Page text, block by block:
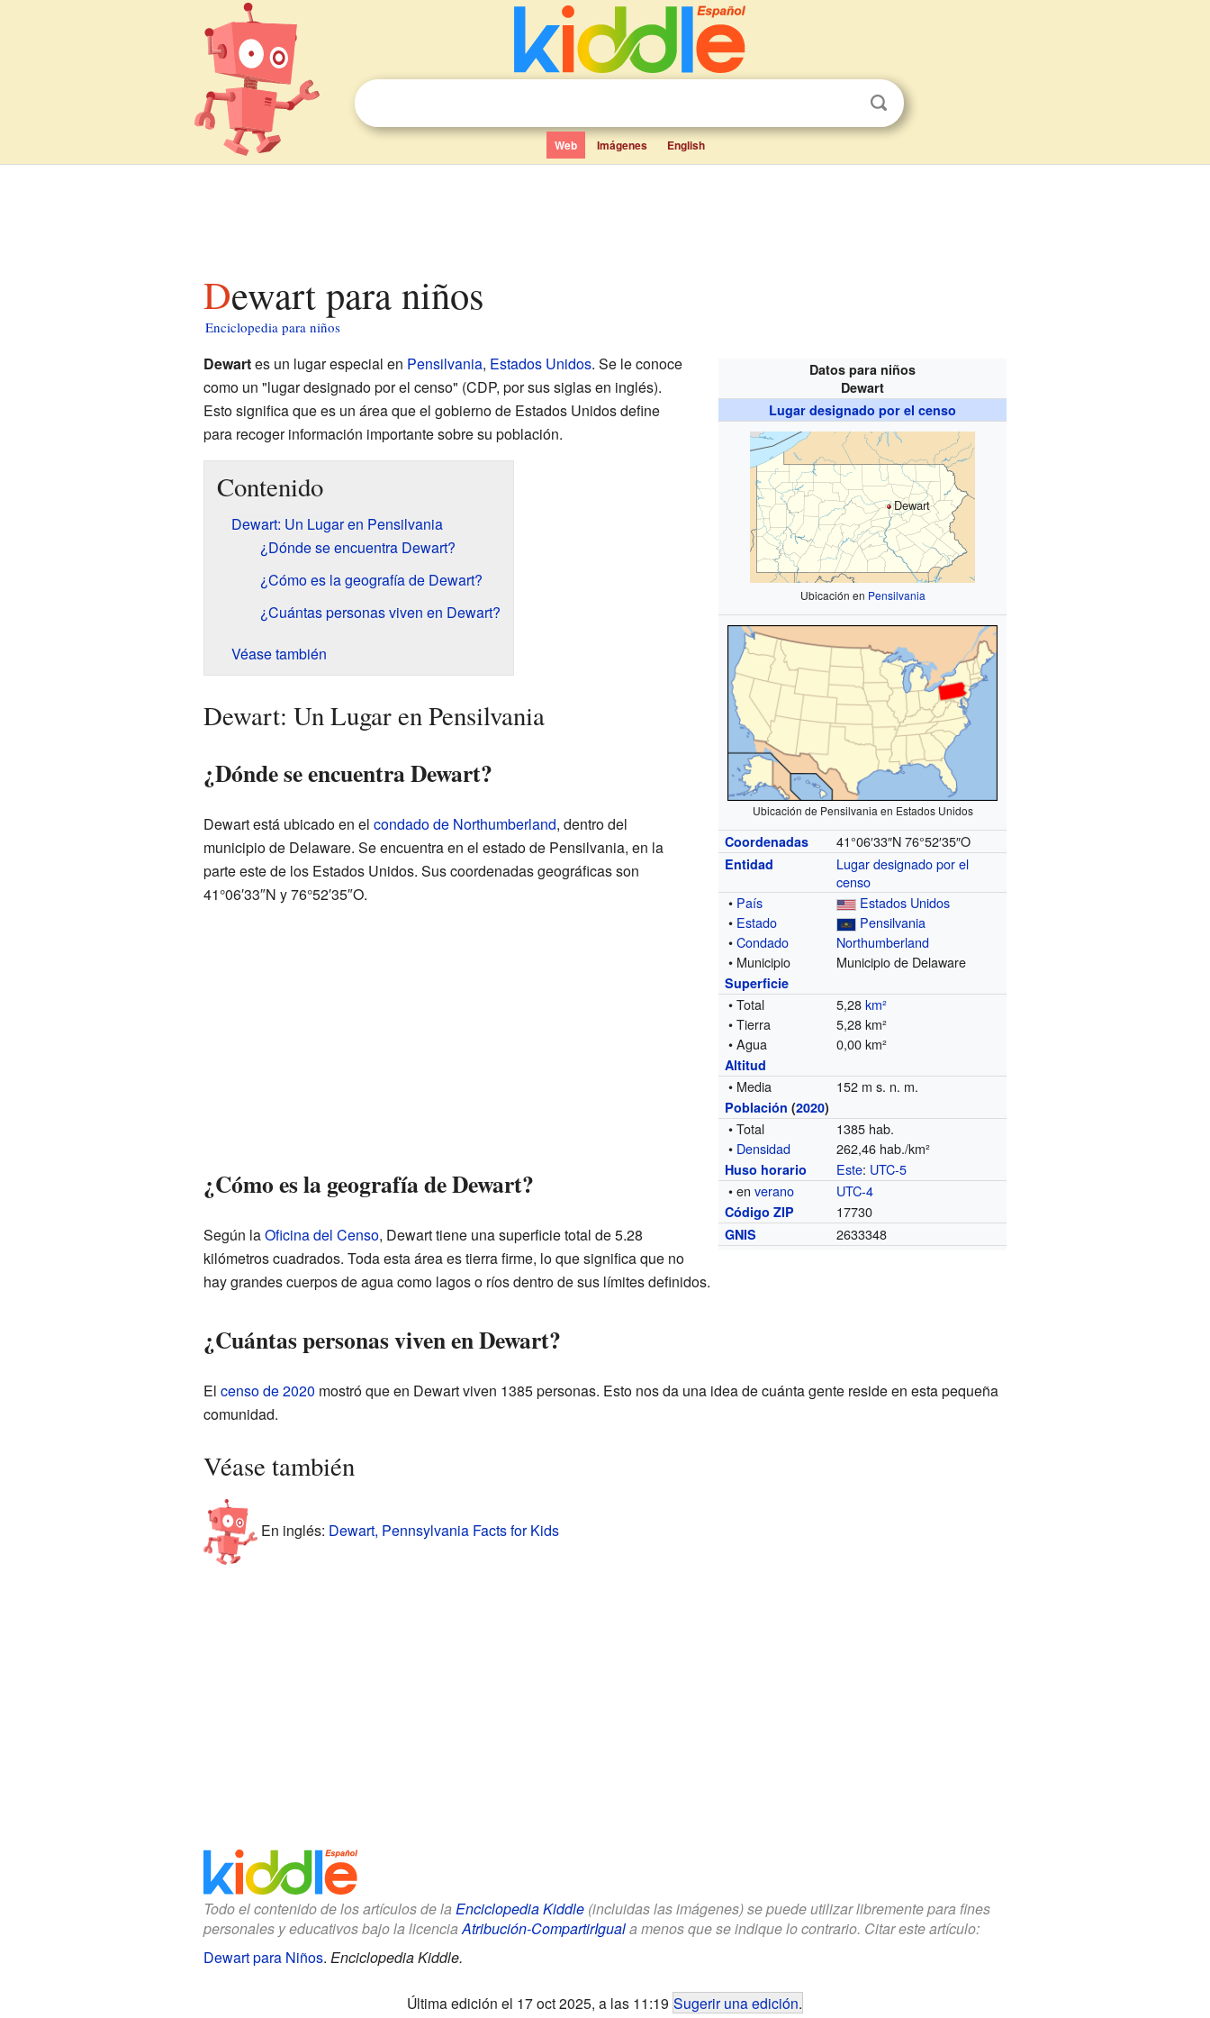
Web Imágenes English
Dewart para niños
Enciclopedia para niños
Datos para niños
Dewart
Lugar designado por el censo
Dewart
Ubicación en Pensilvania
Ubicación de Pensilvania en Estados Unidos
Coordenadas 41°06′33″N 76°52′35″O
Entidad
Lugar designado por el
censo
• País
Estados Unidos
• Estado
Pensilvania
•Condado
Northumberland
• Municipio
Municipio de Delaware
Superficie
• Total 5,28km²
• Tierra
5,28 km²
• Agua
0,00 km²
Altitud
• Media 152 m s. n. m.
Población (2020)
• Total
1385 hab.
• Densidad 262,46 hab./km²
Huso horario Este: UTC-5
• enverano UTC-4
Código ZIP 17730
GNIS 2633348
Dewartes un lugar especial en Pensilvania, Estados Unidos. Se le conoce
como un "lugar designado por el censo" (CDP, por sus siglas en inglés).
Esto significa que es un área que el gobierno de Estados Unidos define
para recoger información importante sobre su población.
Contenido
Dewart: Un Lugar en Pensilvania
¿Dónde se encuentra Dewart?
¿Cómo es la geografía de Dewart?
¿Cuántas personas viven en Dewart?
Véase también
Dewart: Un Lugar en Pensilvania
¿Dónde se encuentra Dewart?
Dewart está ubicado en el condado de Northumberland, dentro del
municipio de Delaware. Se encuentra en el estado de Pensilvania, en la
parte este de los Estados Unidos. Sus coordenadas geográficas son
41°06′33″N y 76°52′35″O.
¿Cómo es la geografía de Dewart?
Según laOficina del Censo, Dewart tiene una superficie total de 5.28
kilómetros cuadrados. Toda esta área es tierra firme, lo que significa que no
hay grandes cuerpos de agua como lagos o ríos dentro de sus límites definidos.
¿Cuántas personas viven en Dewart?
El censo de 2020 mostró que en Dewart viven 1385 personas. Esto nos da una idea de cuánta gente reside en esta pequeña
comunidad.
Véase también
En inglés: Dewart, Pennsylvania Facts for Kids
Todo el contenido de los artículos de la Enciclopedia Kiddle(incluidas las imágenes) se puede utilizar libremente para fines
personales y educativos bajo la licenciaAtribución-CompartirIguala menos que se indique lo contrario. Citar este artículo:
Dewart para Niños. Enciclopedia Kiddle.
Última edición el 17 oct 2025, a las 11:19 Sugerir una edición.